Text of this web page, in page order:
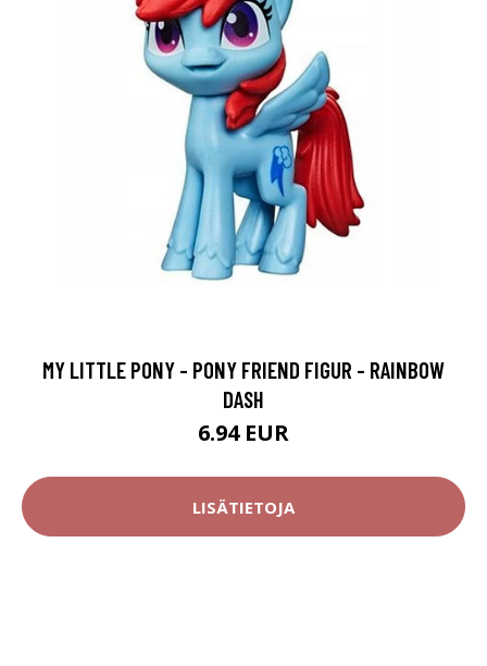
MY LITTLE PONY - PONY FRIEND FIGUR - RAINBOW
DASH
6.94 EUR
LISÄTIETOJA